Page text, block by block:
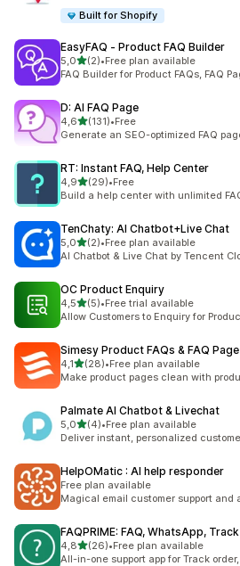
Built for Shopify
EasyFAQ ‑ Product FAQ Builder
5,0stelle su 5
(2)
2 recensioni totali
•Free plan available
FAQ Builder for Product FAQs, FAQ
D: AI FAQ Page
4,6stelle su 5
(131)
131 recensioni totali
•Free
Generate an SEO-optimized FAQ
RT: Instant FAQ, Help Center
4,9stelle su 5
(29)
29 recensioni totali
•Free
Build a help center with unlimited
TenChaty: AI Chatbot+Live Chat
5,0stelle su 5
(2)
2 recensioni totali
•Free plan available
AI Chatbot & Live Chat by Tencent
OC Product Enquiry
4,5stelle su 5
(5)
5 recensioni totali
•Free trial available
Allow Customers to Enquiry for
Simesy Product FAQs & FAQ Page
4,1stelle su 5
(28)
28 recensioni totali
•Free plan available
Make product pages clean with
Palmate AI Chatbot & Livechat
5,0stelle su 5
(4)
4 recensioni totali
•Free plan available
Deliver instant, personalized
HelpOMatic : AI help responder
Free plan available
Magical email customer support and
FAQPRIME: FAQ, WhatsApp, Track
4,8stelle su 5
(26)
26 recensioni totali
•Free plan available
All-in-one support app for Track